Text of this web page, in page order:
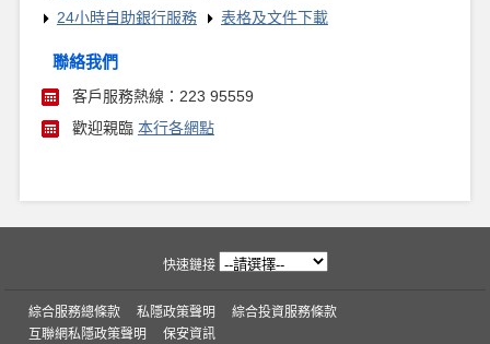
24小時自助銀行服務
表格及文件下載
聯絡我們
客戶服務熱線：223 95559
歡迎親臨 本行各網點
快速鏈接
綜合服務總條款 私隱政策聲明
綜合投資服務條款
互聯網私隱政策聲明
保安資訊